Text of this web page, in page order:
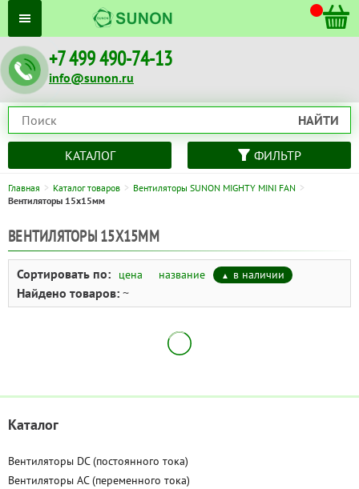
+7 499 490-74-13
info@sunon.ru
НАЙТИ
КАТАЛОГ ФИЛЬТР
Главная Каталог товаров
Вентиляторы SUNON MIGHTY MINI FAN
Вентиляторы 15x15мм
ВЕНТИЛЯТОРЫ 15X15ММ
Сортировать по: цена название в наличии
Найдено товаров: ~
Каталог
Вентиляторы DC (постоянного тока)
Вентиляторы AC (переменного тока)